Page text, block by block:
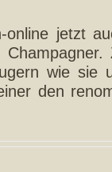
jetzt
wie sie
den